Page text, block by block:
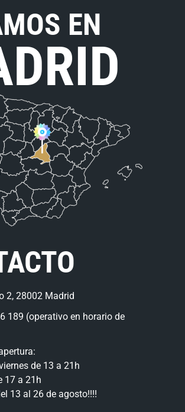
EN
2, 28002 Madrid
189 (operativo en horario de
de 13 a 21h
17 a 21h
13 al 26 de agosto!!!!